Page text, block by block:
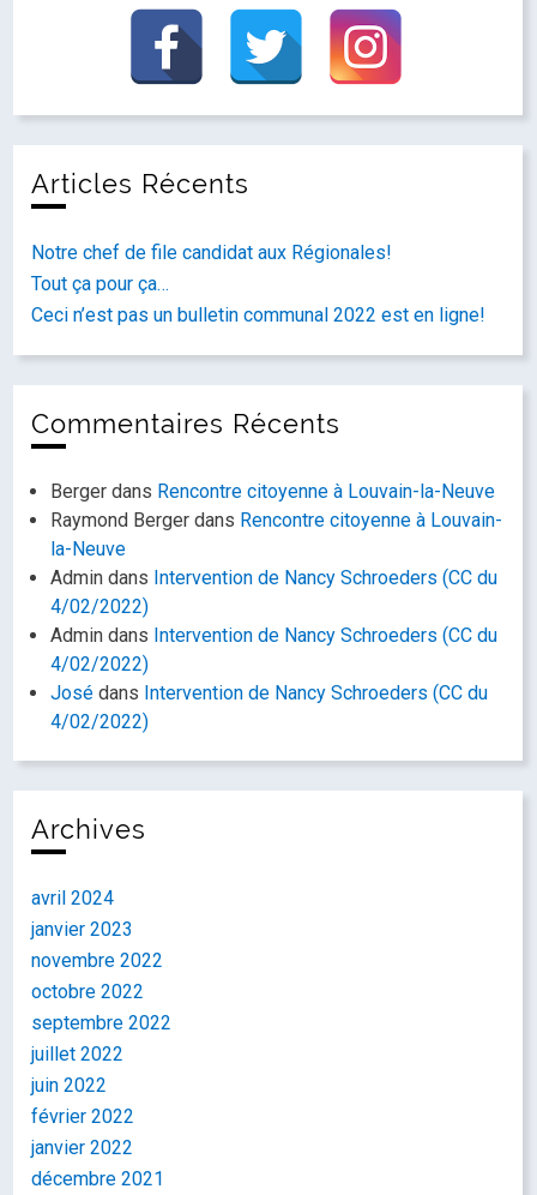
Articles Récents
Notre chef de file candidat aux Régionales!
Tout ça pour ça…
Ceci n’est pas un bulletin communal 2022 est en ligne!
Commentaires Récents
Berger dans Rencontre citoyenne à Louvain-la-Neuve
Raymond Berger dans Rencontre citoyenne à Louvain-
la-Neuve
Admin dans Intervention de Nancy Schroeders (CC du
4/02/2022)
Admin dans Intervention de Nancy Schroeders (CC du
4/02/2022)
José dans Intervention de Nancy Schroeders (CC du
4/02/2022)
Archives
avril 2024
janvier 2023
novembre 2022
octobre 2022
septembre 2022
juillet 2022
juin 2022
février 2022
janvier 2022
décembre 2021